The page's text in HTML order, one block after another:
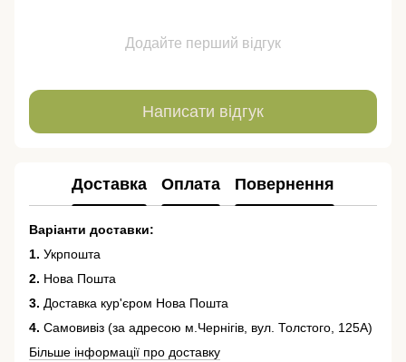
Додайте перший відгук
Написати відгук
Доставка Оплата Повернення
Варіанти доставки:
1. Укрпошта
2. Нова Пошта
3. Доставка кур'єром Нова Пошта
4. Самовивіз (за адресою м.Чернігів, вул. Толстого, 125А)
Більше інформації про доставку